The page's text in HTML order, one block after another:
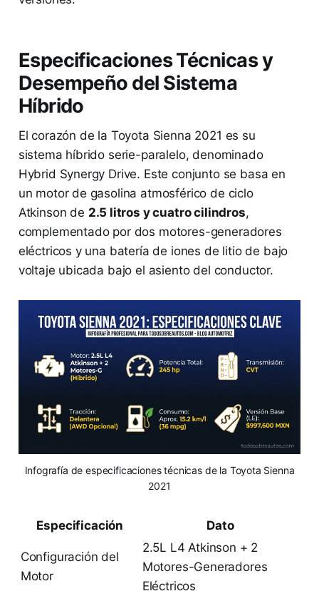
Especificaciones Técnicas y
Desempeño del Sistema
Híbrido
El corazón de la Toyota Sienna 2021 es su
sistema híbrido serie-paralelo, denominado
Hybrid Synergy Drive. Este conjunto se basa en
un motor de gasolina atmosférico de ciclo
Atkinson de 2.5 litros y cuatro cilindros,
complementado por dos motores-generadores
eléctricos y una batería de iones de litio de bajo
voltaje ubicada bajo el asiento del conductor.
Infografía de especificaciones técnicas de la Toyota Sienna
2021
Especificación Dato
Configuración del
Motor
2.5L L4 Atkinson + 2
Motores-Generadores
Eléctricos